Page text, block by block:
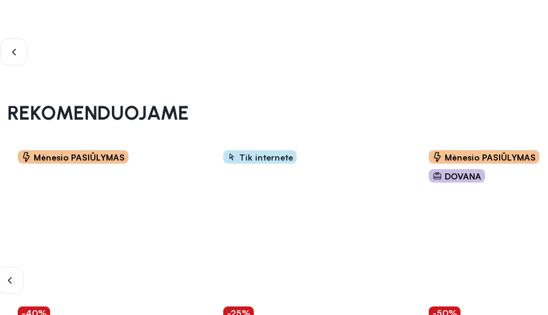
REKOMENDUOJAME
Mėnesio PASIŪLYMAS
-40%
Tik internete
-25%
Mėnesio PASIŪLYMAS
DOVANA
-50%